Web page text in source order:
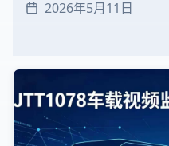
2026年5月11日